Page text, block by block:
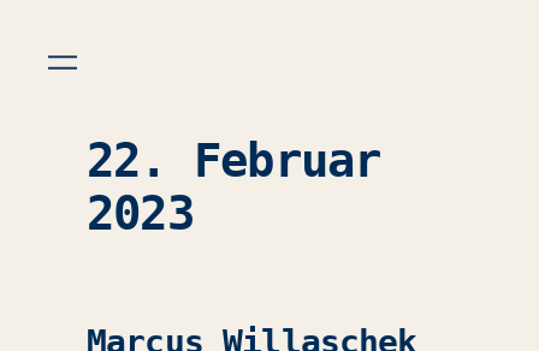
22. Februar
2023
Marcus Willaschek